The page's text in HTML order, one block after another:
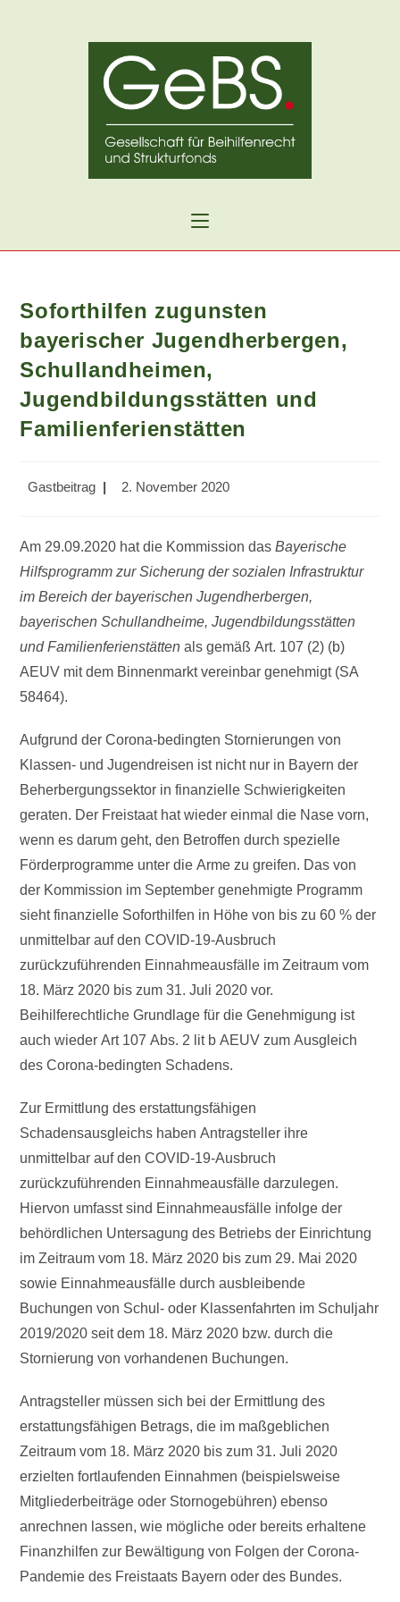
Soforthilfen zugunsten
bayerischer Jugendherbergen,
Schullandheimen,
Jugendbildungsstätten und
Familienferienstätten
Beitrags-
Gastbeitrag
Beitrag
2. November 2020
Am 29.09.2020 hat die Kommission dasBayerische
Hilfsprogramm zur Sicherung der sozialen Infrastruktur
im Bereich der bayerischen Jugendherbergen,
bayerischen Schullandheime, Jugendbildungsstätten
und Familienferienstätten als gemäß Art. 107 (2) (b)
AEUV mit dem Binnenmarkt vereinbar genehmigt (SA
58464).
Aufgrund der Corona-bedingten Stornierungen von
Klassen- und Jugendreisen ist nicht nur in Bayern der
Beherbergungssektor in finanzielle Schwierigkeiten
geraten. Der Freistaat hat wieder einmal die Nase vorn,
wenn es darum geht, den Betroffen durch spezielle
Förderprogramme unter die Arme zu greifen. Das von
der Kommission im September genehmigte Programm
sieht finanzielle Soforthilfen in Höhe von bis zu 60 % der
unmittelbar auf den COVID-19-Ausbruch
zurückzuführenden Einnahmeausfälle im Zeitraum vom
18. März 2020 bis zum 31. Juli 2020 vor.
Beihilferechtliche Grundlage für die Genehmigung ist
auch wieder Art 107 Abs. 2 lit b AEUV zum Ausgleich
des Corona-bedingten Schadens.
Zur Ermittlung des erstattungsfähigen
Schadensausgleichs haben Antragsteller ihre
unmittelbar auf den COVID-19-Ausbruch
zurückzuführenden Einnahmeausfälle darzulegen.
Hiervon umfasst sind Einnahmeausfälle infolge der
behördlichen Untersagung des Betriebs der Einrichtung
im Zeitraum vom 18. März 2020 bis zum 29. Mai 2020
sowie Einnahmeausfälle durch ausbleibende
Buchungen von Schul- oder Klassenfahrten im Schuljahr
2019/2020 seit dem 18. März 2020 bzw. durch die
Stornierung von vorhandenen Buchungen.
Antragsteller müssen sich bei der Ermittlung des
erstattungsfähigen Betrags, die im maßgeblichen
Zeitraum vom 18. März 2020 bis zum 31. Juli 2020
erzielten fortlaufenden Einnahmen (beispielsweise
Mitgliederbeiträge oder Stornogebühren) ebenso
anrechnen lassen, wie mögliche oder bereits erhaltene
Finanzhilfen zur Bewältigung von Folgen der Corona-
Pandemie des Freistaats Bayern oder des Bundes.